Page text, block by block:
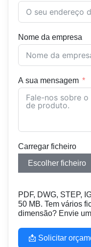
Nome da empresa
A sua mensagem
Carregar ficheiro
Escolher ficheiro
PDF, DWG, STEP,
50 MB. Tem vários
dimensão? Envie
📩 Solicitar